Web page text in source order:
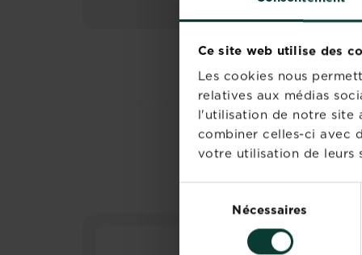
Ce site web utilise des
Les cookies nous
relatives aux médias
l'utilisation de notre site
combiner celles-ci avec
votre utilisation de leurs
consentement
Nécessaires